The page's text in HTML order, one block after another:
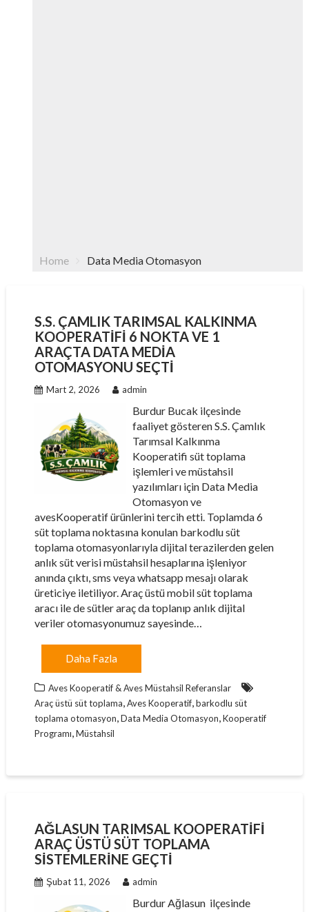
Home Data Media Otomasyon
S.S. ÇAMLIK TARIMSAL KALKINMA
KOOPERATIFI 6 NOKTA VE 1
ARAÇTA DATA MEDIA
OTOMASYONU SEÇTI
Mart 2, 2026 admin
Burdur Bucak ilçesinde
faaliyet gösteren S.S. Çamlık
Tarımsal Kalkınma
Kooperatifi süt toplama
işlemleri ve müstahsil
yazılımları için Data Media
Otomasyon ve
avesKooperatif ürünlerini tercih etti. Toplamda 6
süt toplama noktasına konulan barkodlu süt
toplama otomasyonlarıyla dijital terazilerden gelen
anlık süt verisi müstahsil hesaplarına işleniyor
anında çıktı, sms veya whatsapp mesajı olarak
üreticiye iletiliyor. Araç üstü mobil süt toplama
aracı ile de sütler araç da toplanıp anlık dijital
veriler otomasyonumuz sayesinde…
Daha Fazla
Aves Kooperatif & Aves Müstahsil Referanslar
Araç üstü süt toplama,Aves Kooperatif,barkodlu süt
toplama otomasyon,Data Media Otomasyon,Kooperatif
Programı,Müstahsil
AĞLASUN TARIMSAL KOOPERATIFI
ARAÇ ÜSTÜ SÜT TOPLAMA
SISTEMLERINE GEÇTI
Şubat 11, 2026 admin
Burdur Ağlasun ilçesinde